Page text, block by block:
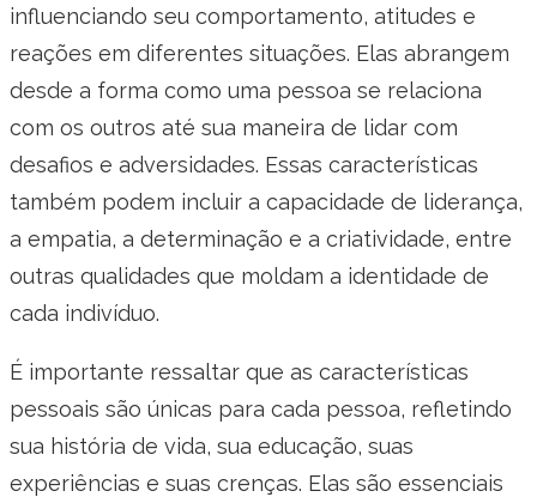
influenciando seu comportamento, atitudes e
reações em diferentes situações. Elas abrangem
desde a forma como uma pessoa se relaciona
com os outros até sua maneira de lidar com
desafios e adversidades. Essas características
também podem incluir a capacidade de liderança,
a empatia, a determinação e a criatividade, entre
outras qualidades que moldam a identidade de
cada indivíduo.
É importante ressaltar que as características
pessoais são únicas para cada pessoa, refletindo
sua história de vida, sua educação, suas
experiências e suas crenças. Elas são essenciais